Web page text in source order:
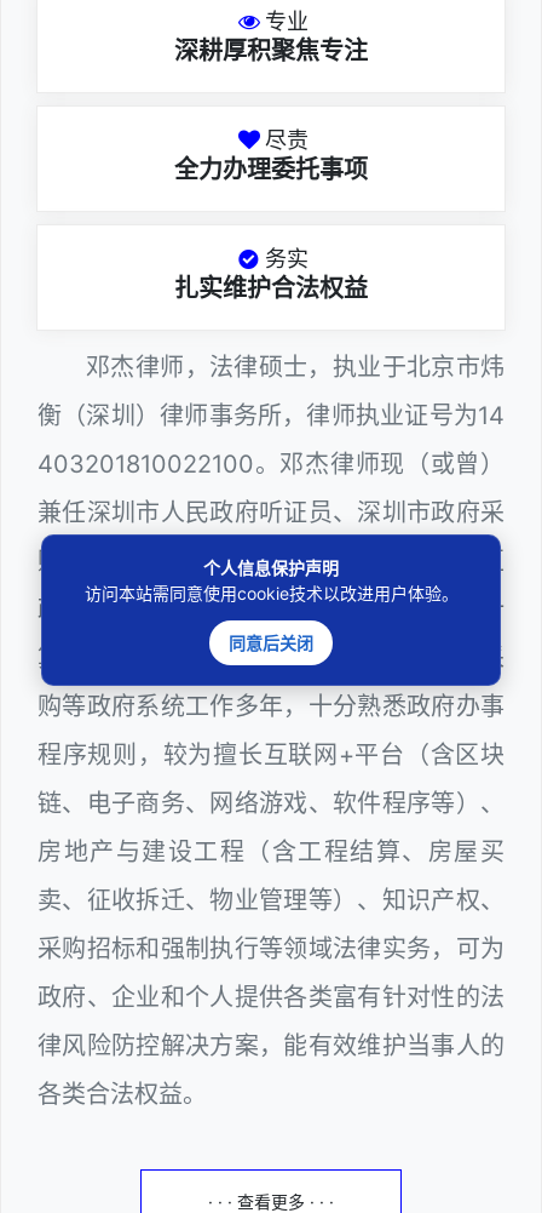
专业
深耕厚积聚焦专注
尽责
全力办理委托事项
务实
扎实维护合法权益
邓杰律师，法律硕士，执业于北京市炜
衡（深圳）律师事务所，律师执业证号为14
403201810022100。邓杰律师现（或曾）
兼任深圳市人民政府听证员、深圳市政府采
购评审专家（法律类），曾担任深圳市某区
政府部门公职律师、建设工程定标专家、计
算机信息网络安全员，在建筑工务、政府采
购等政府系统工作多年，十分熟悉政府办事
程序规则，较为擅长互联网+平台（含区块
链、电子商务、网络游戏、软件程序等）、
房地产与建设工程（含工程结算、房屋买
卖、征收拆迁、物业管理等）、知识产权、
采购招标和强制执行等领域法律实务，可为
政府、企业和个人提供各类富有针对性的法
律风险防控解决方案，能有效维护当事人的
各类合法权益。
· · · 查看更多 · · ·
个人信息保护声明
访问本站需同意使用cookie技术以改进用户体验。
同意后关闭